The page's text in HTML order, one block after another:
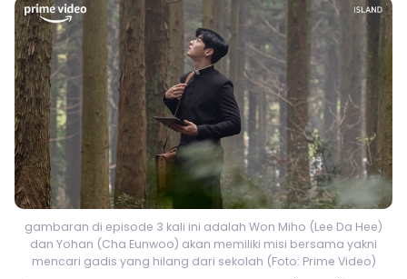
gambaran di episode 3 kali ini adalah Won Miho (Lee Da Hee)
dan Yohan (Cha Eunwoo) akan memiliki misi bersama yakni
mencari gadis yang hilang dari sekolah (Foto: Prime Video)